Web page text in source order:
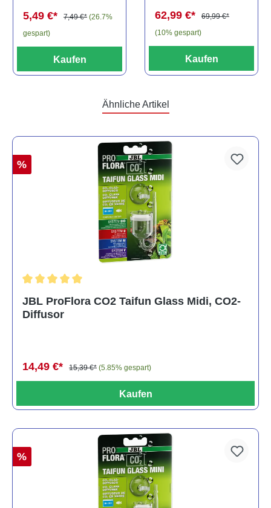
5,49 €* 7,49 €* (26.7%
gespart)
Kaufen
62,99 €*
69,99 €*
(10% gespart)
Kaufen
Ähnliche Artikel
%
JBL ProFlora CO2 Taifun Glass Midi, CO2-
Diffusor
14,49 €* 15,39 €* (5.85% gespart)
Kaufen
%